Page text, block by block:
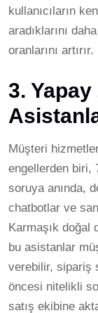
kullanıcıların
aradıklarını
oranlarını artırır.
3.
Müşteri
engellerden biri,
soruya anında,
chatbotlar ve
Karmaşık
bu asistanlar
verebilir, sipariş
öncesi nitelikli
satış ekibine